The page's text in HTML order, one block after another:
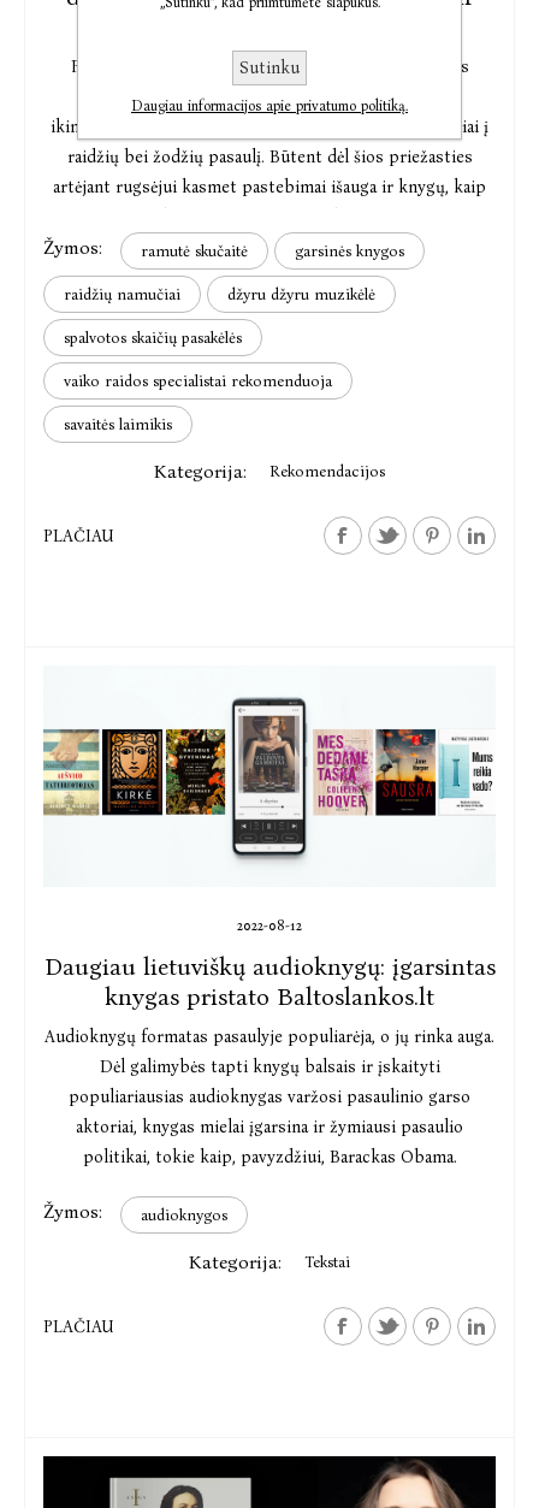
Pasak vaikų psichologės Aušros Jančauskaitės, atėjus
rugsėjui itin aktualus tėvams kylantis klausimas –
ikimokyklinukų mokymas namuose, pirmieji jų žingsniai į
raidžių bei žodžių pasaulį. Būtent dėl šios priežasties
artėjant rugsėjui kasmet pastebimai išauga ir knygų, kaip
Žymos: ramutė skučaitė garsinės knygos
raidžių namučiai džyru džyru muzikėlė
spalvotos skaičių pasakėlės
vaiko raidos specialistai rekomenduoja
savaitės laimikis
Kategorija: Rekomendacijos
PLAČIAU
2022-08-12
Daugiau lietuviškų audioknygų: įgarsintas
knygas pristato Baltoslankos.lt
Audioknygų formatas pasaulyje populiarėja, o jų rinka auga.
Dėl galimybės tapti knygų balsais ir įskaityti
populiariausias audioknygas varžosi pasaulinio garso
aktoriai, knygas mielai įgarsina ir žymiausi pasaulio
politikai, tokie kaip, pavyzdžiui, Barackas Obama.
Žymos: audioknygos
Kategorija: Tekstai
PLAČIAU
Sutinku
Daugiau informacijos apie privatumo politiką.